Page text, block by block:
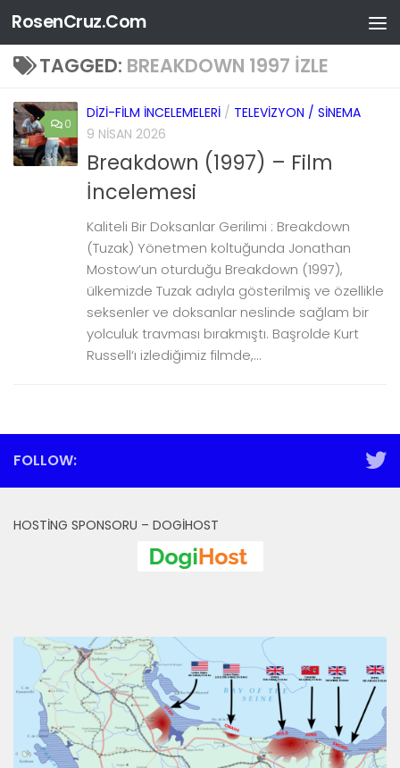
Skip to content
RosenCruz.Com
TAGGED: BREAKDOWN 1997 IZLE
0
DIZI-FILM İNCELEMELERI / TELEVIZYON / SINEMA
9 NISAN 2026
Breakdown (1997) – Film
İncelemesi
Kaliteli Bir Doksanlar Gerilimi : Breakdown
(Tuzak) Yönetmen koltuğunda Jonathan
Mostow’un oturduğu Breakdown (1997),
ülkemizde Tuzak adıyla gösterilmiş ve özellikle
seksenler ve doksanlar neslinde sağlam bir
yolculuk travması bırakmıştı. Başrolde Kurt
Russell‘ı izlediğimiz filmde,...
FOLLOW:
HOSTING SPONSORU – DOGIHOST